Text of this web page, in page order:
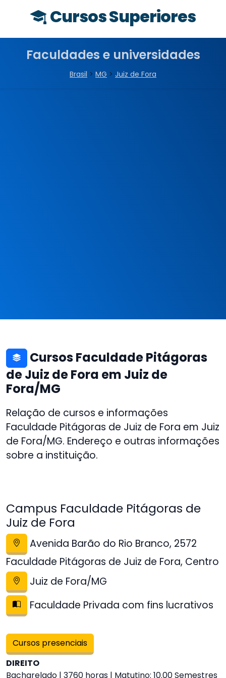
Cursos Superiores
Faculdades e universidades
Brasil > MG > Juiz de Fora
Cursos Faculdade Pitágoras
de Juiz de Fora em Juiz de
Fora/MG
Relação de cursos e informações
Faculdade Pitágoras de Juiz de Fora em Juiz
de Fora/MG. Endereço e outras informações
sobre a instituição.
Campus Faculdade Pitágoras de
Juiz de Fora
Avenida Barão do Rio Branco, 2572
Faculdade Pitágoras de Juiz de Fora, Centro
Juiz de Fora/MG
Faculdade Privada com fins lucrativos
Cursos presenciais
DIREITO
Bacharelado | 3760 horas | Matutino: 10.00 Semestres